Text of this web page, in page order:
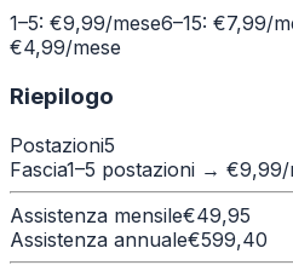
1–5: €9,99/mese6–15: €7,99/
€4,99/mese
Riepilogo
Postazioni5
Fascia1–5 postazioni → €9,99/
Assistenza mensile€49,95
Assistenza annuale€599,40